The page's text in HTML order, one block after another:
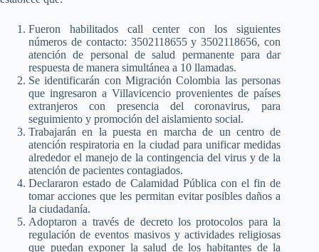
Fueron habilitados call center con los siguientes
números de contacto: 3502118655 y 3502118656, con
atención de personal de salud permanente para dar
respuesta de manera simultánea a 10 llamadas.
Se identificarán con Migración Colombia las personas
que ingresaron a Villavicencio provenientes de países
extranjeros con presencia del coronavirus, para
seguimiento y promoción del aislamiento social.
Trabajarán en la puesta en marcha de un centro de
atención respiratoria en la ciudad para unificar medidas
alrededor el manejo de la contingencia del virus y de la
atención de pacientes contagiados.
Declararon estado de Calamidad Pública con el fin de
tomar acciones que les permitan evitar posibles daños a
la ciudadanía.
Adoptaron a través de decreto los protocolos para la
regulación de eventos masivos y actividades religiosas
que puedan exponer la salud de los habitantes de la